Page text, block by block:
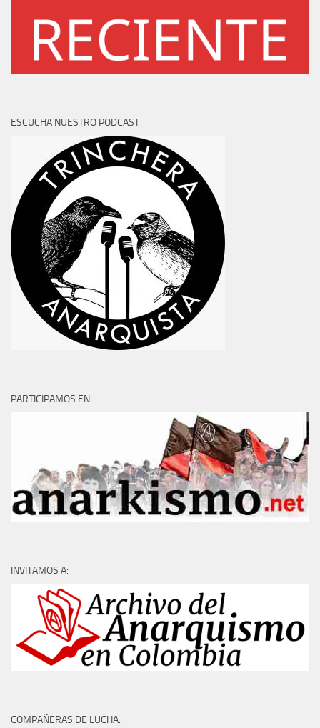
ESCUCHA NUESTRO PODCAST
PARTICIPAMOS EN:
INVITAMOS A:
COMPAÑERAS DE LUCHA: